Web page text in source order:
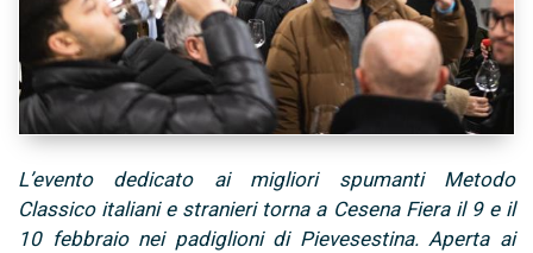
L’evento dedicato ai migliori spumanti Metodo
Classico italiani e stranieri torna a Cesena Fiera il 9 e il
10 febbraio nei padiglioni di Pievesestina. Aperta ai